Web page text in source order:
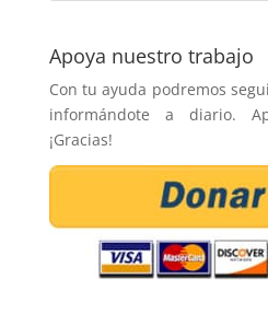
Apoya nuestro trabajo
Con tu ayuda podremos
informándote a diario.
¡Gracias!